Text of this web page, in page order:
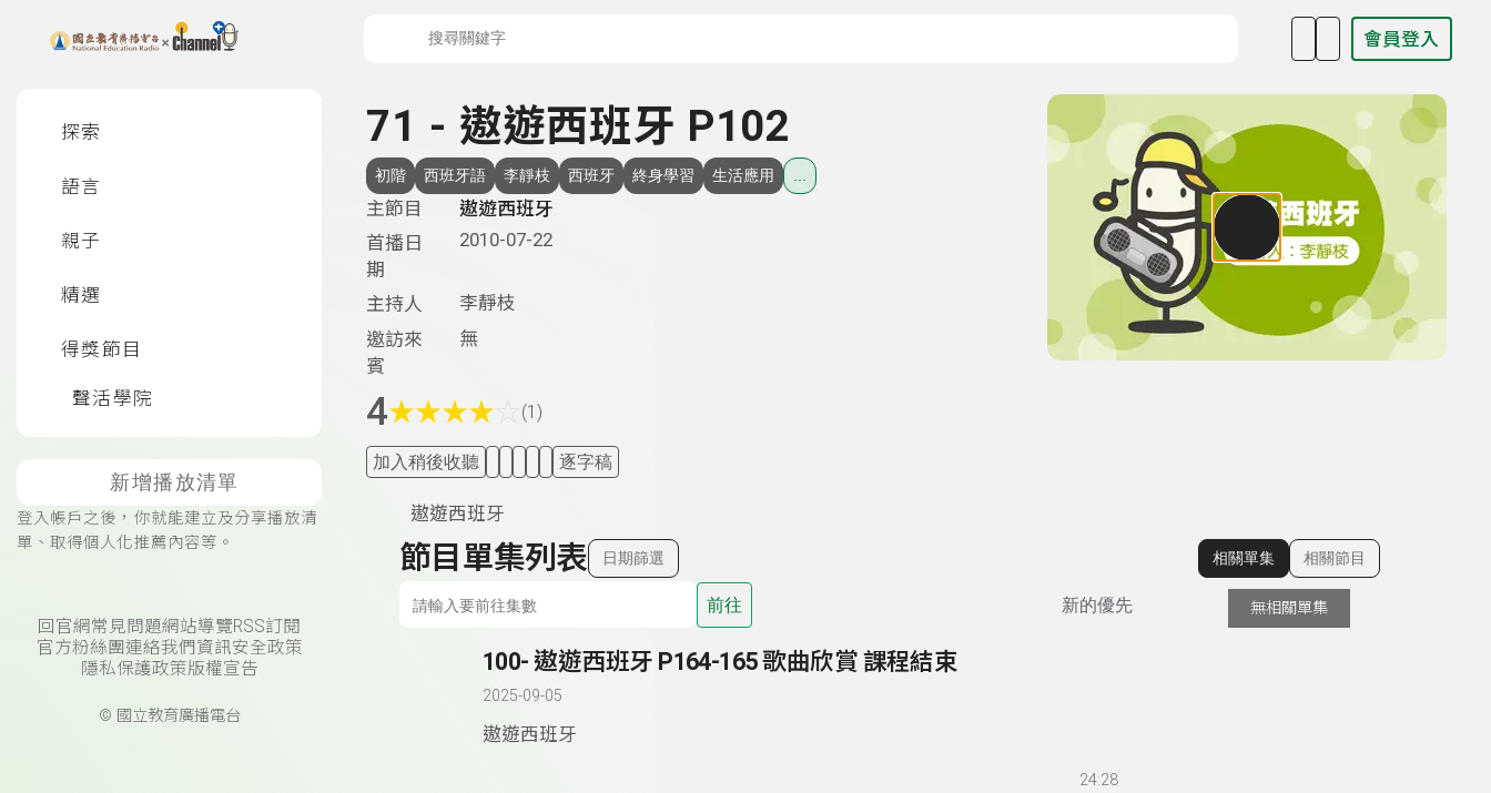
上方功能區塊 會員登入
探索
語言
親子
精選
得獎節目
聲活學院
新增播放清單
登入帳戶之後，你就能建立及分享播放清
單、取得個人化推薦內容等。
回官網常見問題網站導覽RSS訂閱
官方粉絲團連絡我們 資訊安全政策
隱私保護政策版權宣告
© 國立教育廣播電台
71 - 遨遊西班牙 P102
初階 西班牙語 李靜枝 西班牙 終身學習 生活應用
主節目
遨遊西班牙
首播日
期
2010-07-22
主持人
李靜枝
邀訪來
賓
無
4★★★★ (1)
加入稍後收聽 逐字稿
遨遊西班牙
節目單集列表 日期篩選
前往 新的優先
100- 遨遊西班牙 P164-165 歌曲欣賞 課程結束
2025-09-05
遨遊西班牙
24:28
顯示相關單集
相關單集 相關節目
無相關單集